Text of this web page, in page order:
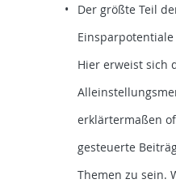
Der größte Teil
Hier erweist sich
erklärtermaßen
gesteuerte
Themen zu sein.